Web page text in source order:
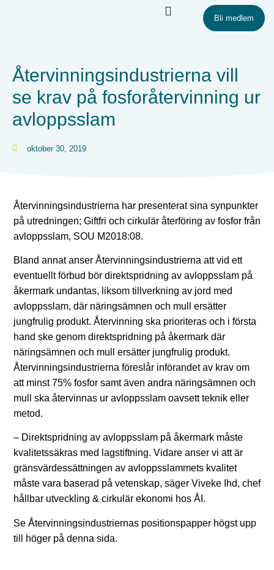
Bli medlem
Återvinningsindustrierna vill
se krav på fosforåtervinning ur
avloppsslam
oktober 30, 2019
Återvinningsindustrierna har presenterat sina synpunkter
på utredningen; Giftfri och cirkulär återföring av fosfor från
avloppsslam, SOU M2018:08.
Bland annat anser Återvinningsindustrierna att vid ett
eventuellt förbud bör direktspridning av avloppsslam på
åkermark undantas, liksom tillverkning av jord med
avloppsslam, där näringsämnen och mull ersätter
jungfrulig produkt. Återvinning ska prioriteras och i första
hand ske genom direktspridning på åkermark där
näringsämnen och mull ersätter jungfrulig produkt.
Återvinningsindustrierna föreslår införandet av krav om
att minst 75% fosfor samt även andra näringsämnen och
mull ska återvinnas ur avloppsslam oavsett teknik eller
metod.
– Direktspridning av avloppsslam på åkermark måste
kvalitetssäkras med lagstiftning. Vidare anser vi att är
gränsvärdessättningen av avloppsslammets kvalitet
måste vara baserad på vetenskap, säger Viveke Ihd, chef
hållbar utveckling & cirkulär ekonomi hos ÅI.
Se Återvinningsindustriernas positionspapper högst upp
till höger på denna sida.